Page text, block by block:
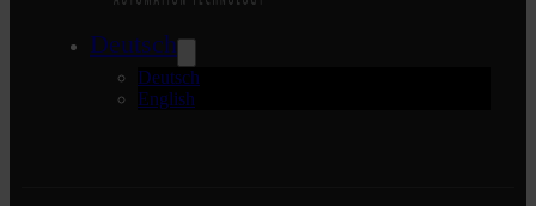
Deutsch
Deutsch
English